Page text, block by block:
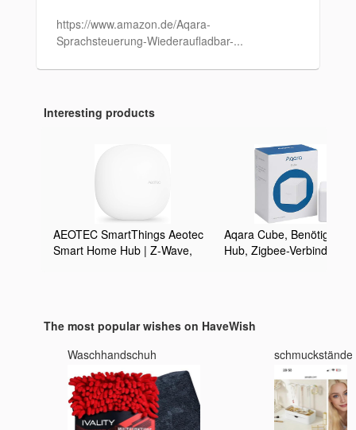
https://www.amazon.de/Aqara-
Sprachsteuerung-Wiederaufladbar-...
Interesting products
AEOTEC SmartThings Aeotec
Smart Home Hub | Z-Wave,
AEOHUBV3EU
Aqara Cube, Benötigt
Hub, Zigbee-Verbindung,
The most popular wishes on HaveWish
Waschhandschuh
schmuckständer